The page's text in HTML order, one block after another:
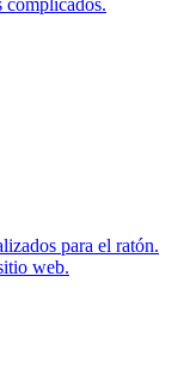
complicados.
para el ratón.
web.